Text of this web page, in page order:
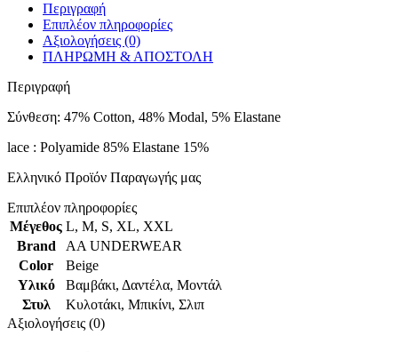
Περιγραφή
Επιπλέον πληροφορίες
Αξιολογήσεις (0)
ΠΛΗΡΩΜΗ & ΑΠΟΣΤΟΛΗ
Περιγραφή
Σύνθεση: 47% Cotton, 48% Modal, 5% Elastane
lace : Polyamide 85% Elastane 15%
Ελληνικό Προϊόν Παραγωγής μας
Επιπλέον πληροφορίες
Μέγεθος L, M, S, XL, XXL
Brand
AA UNDERWEAR
Color
Beige
Υλικό
Βαμβάκι, Δαντέλα, Μοντάλ
Στυλ
Κυλοτάκι, Μπικίνι, Σλιπ
Αξιολογήσεις (0)